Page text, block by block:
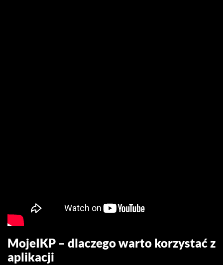
MojeIKP – dlaczego warto korzystać z
aplikacji